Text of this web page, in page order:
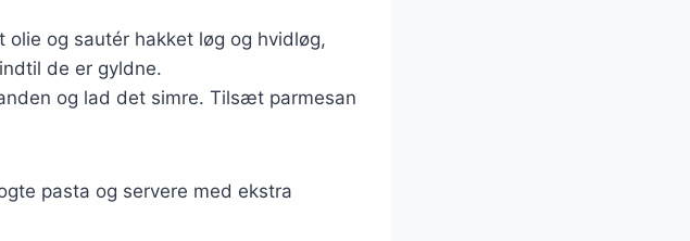
og sautér hakket løg og hvidløg,
de er gyldne.
og lad det simre. Tilsæt parmesan
pasta og servere med ekstra